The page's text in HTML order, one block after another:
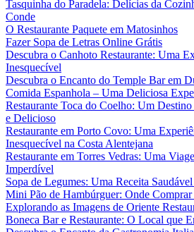
Tasquinha do Paradela: Delícias da
Conde
O Restaurante Paquete em Matosinhos
Fazer Sopa de Letras Online Grátis
Descubra o Canhoto Restaurante: Uma
Inesquecível
Descubra o Encanto do Temple Bar em
Comida Espanhola – Uma Deliciosa
Restaurante Toca do Coelho: Um
e Delicioso
Restaurante em Porto Covo: Uma
Inesquecível na Costa Alentejana
Restaurante em Torres Vedras: Uma
Imperdível
Sopa de Legumes: Uma Receita
Mini Pão de Hambúrguer: Onde Comprar
Explorando as Imagens de Oriente
Boneca Bar e Restaurante: O Local que